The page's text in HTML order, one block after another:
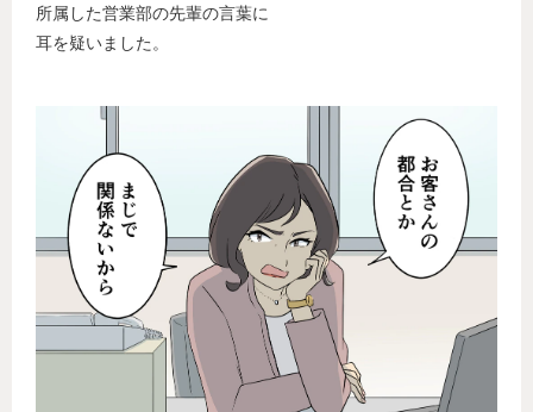
所属した営業部の先輩の言葉に
耳を疑いました。